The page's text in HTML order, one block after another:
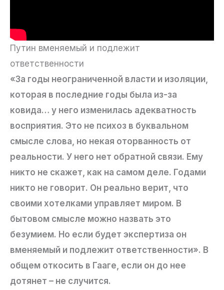
Путин вменяемый и подлежит
ответственности
«За годы неограниченной власти и изоляции,
которая в последние годы была из-за
ковида… у него изменилась адекватность
восприятия. Это не психоз в буквальном
смысле слова, но некая оторванность от
реальности. У него нет обратной связи. Ему
никто не скажет, как на самом деле. Годами
никто не говорит. Он реально верит, что
своими хотелками управляет миром. В
бытовом смысле можно назвать это
безумием. Но если будет экспертиза он
вменяемый и подлежит ответственности». В
общем откосить в Гааге, если он до нее
дотянет – не случится.